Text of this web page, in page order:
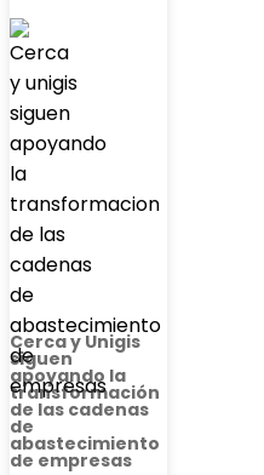
Cerca y Unigis
siguen
apoyando la
transformación
de las cadenas
de
abastecimiento
de empresas